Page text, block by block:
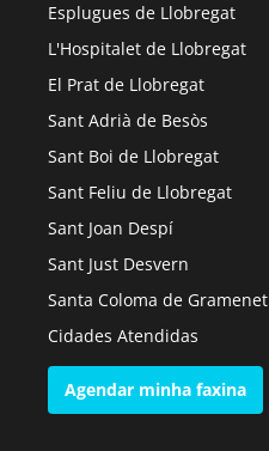
Esplugues de Llobregat
L'Hospitalet de Llobregat
El Prat de Llobregat
Sant Adrià de Besòs
Sant Boi de Llobregat
Sant Feliu de Llobregat
Sant Joan Despí
Sant Just Desvern
Santa Coloma de Gramenet
Cidades Atendidas
Agendar minha faxina